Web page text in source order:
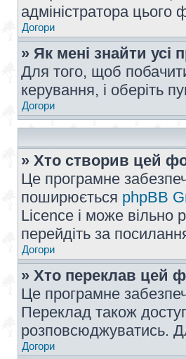
адміністратора цього
Догори
» Як мені знайти
Для того, щоб
керування, і оберіть
Догори
» Хто створив цей
Це програмне
поширюється phpBB
Licence і може вільно
перейдіть за
Догори
» Хто переклав цей
Це програмне
Переклад також
розповсюджуватись.
Догори